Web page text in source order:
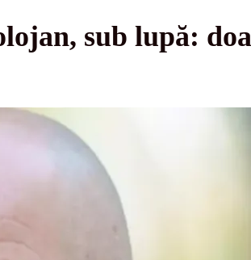
sub lupă: